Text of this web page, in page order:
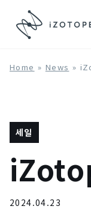
Home » News »
세일
2024.04.23